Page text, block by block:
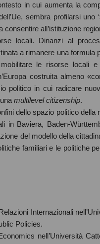
in cui aumenta la
sembra profilarsi uno
all’istituzione
locali. Dinanzi al
a rimanere una
le risorse locali
costruita almeno
politico in cui radicare
multilevel citizenship.
dello spazio politico
in Baviera, Baden-
del modello della
familiari e le politiche
Internazionali
Policies.
nell’Università